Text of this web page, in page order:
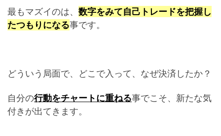
最もマズイのは、 数字をみて自己トレードを把握し
たつもりになる事です。
どういう局面で、どこで入って、なぜ決済したか？
自分の行動をチャートに重ねる事でこそ、新たな気
付きが出てきます。